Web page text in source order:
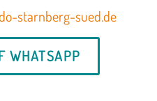
starnberg-sued.de
WHATSAPP